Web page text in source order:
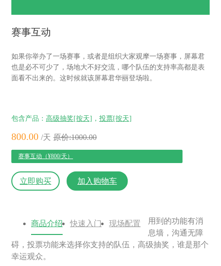
赛事互动
如果你举办了一场赛事，或者是组织大家观摩一场赛事，屏幕君
也是必不可少了，场地大不好交流，哪个队伍的支持率高都是表
面看不出来的。这时候就该屏幕君华丽登场啦。
包含产品： 高级抽奖[按天] ， 投票[按天]
800.00 /天 原价:1000.00
赛事互动（¥800/天）
立即购买 加入购物车
商品介绍 快速入门 现场配置
用到的功能有消
息墙，沟通无障
碍，投票功能来选择你支持的队伍，高级抽奖，谁是那个
幸运观众。